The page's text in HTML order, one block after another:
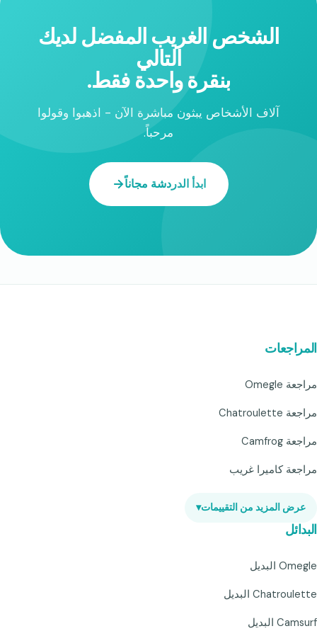
الشخص الغريب المفضل لديك
التالي
بنقرة واحدة فقط.
آلاف الأشخاص يبثون مباشرة الآن - اذهبوا وقولوا
مرحباً.
ابدأ الدردشة مجاناً
المراجعات
مراجعة Omegle
مراجعة Chatroulette
مراجعة Camfrog
مراجعة كاميرا غريب
عرض المزيد من التقييمات▾
البدائل
Omegle البديل
Chatroulette البديل
Camsurf البديل